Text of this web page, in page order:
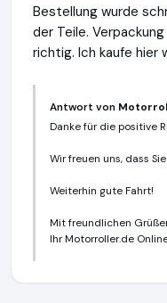
Bestellung wurde
der Teile.
richtig. Ich kaufe hier
Antwort von
Danke für die positive
Wir freuen uns, dass
Weiterhin gute Fahrt!
Mit freundlichen
Ihr Motorroller.de